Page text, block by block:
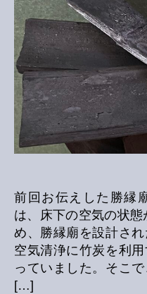
瀬
の
竹
へ
の
前回お伝えした勝縁
は、床下の空気の状
め、勝縁廟を設計さ
空気清浄に竹炭を利
っていました。そこ
[…]